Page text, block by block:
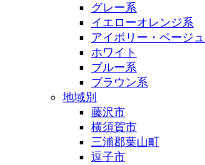
グレー系
イエローオレンジ系
アイボリー・ベージ
ホワイト
ブルー系
ブラウン系
地域別
藤沢市
横須賀市
三浦郡葉山町
逗子市